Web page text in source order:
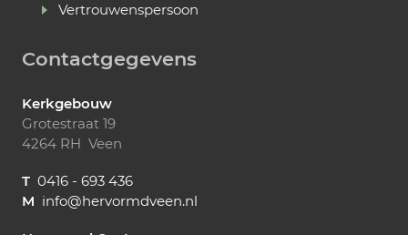
Vertrouwenspersoon
Contactgegevens
Kerkgebouw
Grotestraat 19
4264 RH Veen
T 0416 - 693 436
M info@hervormdveen.nl